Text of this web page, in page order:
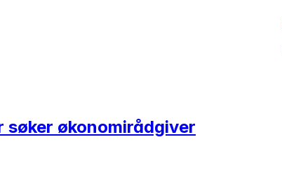
søker økonomirådgiver